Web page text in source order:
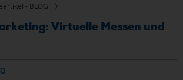
- BLOG
Virtuelle Messen und